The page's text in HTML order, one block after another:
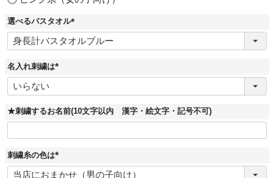
選べるバスタオル
(
必
須
名入れ刺繍は
(
須
★刺繍するお名前(10文字以内 漢字・絵文字・記号不可)
刺繍糸の色は
(
必